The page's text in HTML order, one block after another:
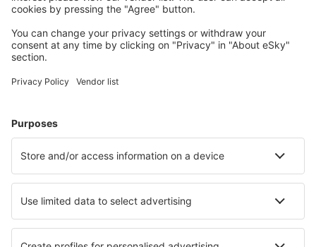
Reisaanbiedingen en speciale aanbiedingen voor
geregistreerde gebruikers.
Accommodaties die u bevallen
jeugdherbergen, appartementen en meer.
Hotels in Australië - Populaire steden
Hotels in Brisbane Hotels in Perth Hotels in Melbourne
Hotels in Gold Coast Hotels in Sydney